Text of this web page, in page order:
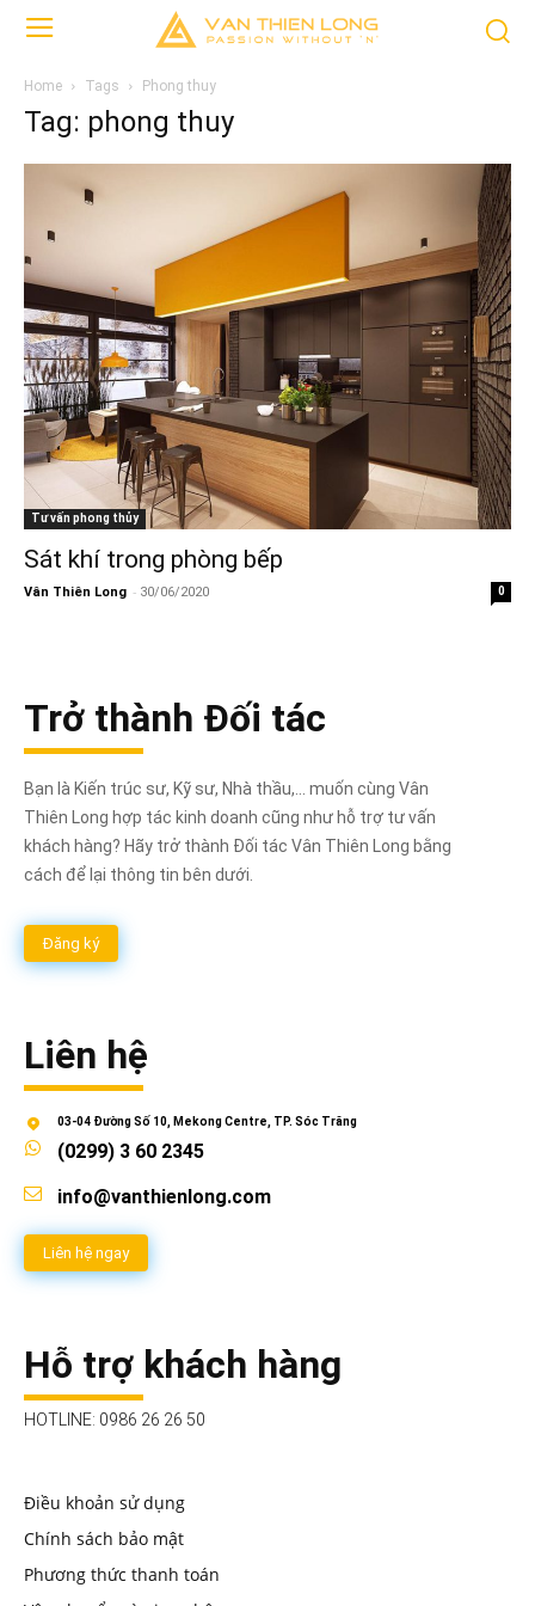
Home Tags Phong thuy
Tag: phong thuy
Tư vấn phong thủy
Sát khí trong phòng bếp
Vân Thiên Long - 30/06/2020 0
Trở thành Đối tác
Bạn là Kiến trúc sư, Kỹ sư, Nhà thầu,... muốn cùng Vân
Thiên Long hợp tác kinh doanh cũng như hỗ trợ tư vấn
khách hàng? Hãy trở thành Đối tác Vân Thiên Long bằng
cách để lại thông tin bên dưới.
Đăng ký
Liên hệ
03-04 Đường Số 10, Mekong Centre, TP. Sóc Trăng
(0299) 3 60 2345
info@vanthienlong.com
Liên hệ ngay
Hỗ trợ khách hàng
HOTLINE: 0986 26 26 50
Điều khoản sử dụng
Chính sách bảo mật
Phương thức thanh toán